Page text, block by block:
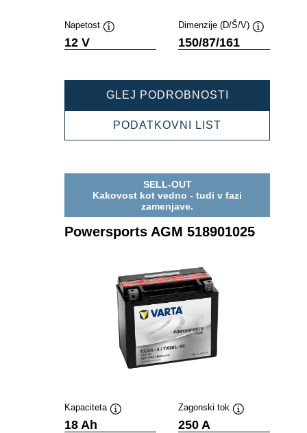
Napetost
12 V
Dimenzije (D/Š/V)
150/87/161
GLEJ PODROBNOSTI
PODATKOVNI LIST
SELL-OUT
Kakovost kot vedno - tudi v fazi
zamenjave.
Powersports AGM 518901025
Kapaciteta
18 Ah
Zagonski tok
250 A